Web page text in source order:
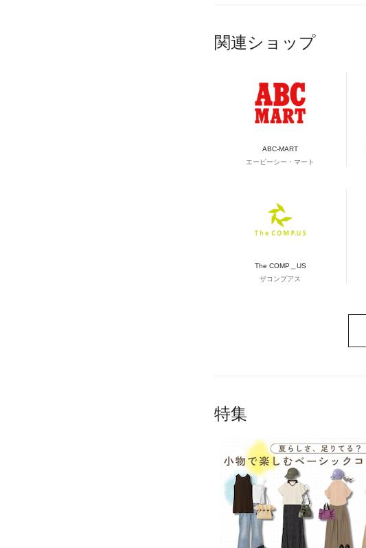
関連ショップ
ABC-MART
エービーシー・マート
The COMP＿US
ザコンプアス
特集